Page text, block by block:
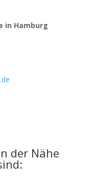
in Hamburg
der Nähe